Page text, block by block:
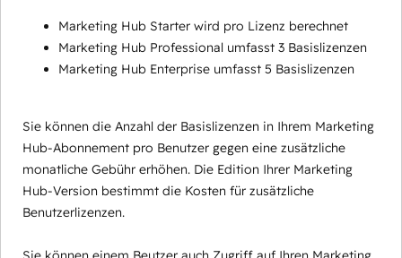
Marketing Hub Starter wird pro Lizenz berechnet
Marketing Hub Professional umfasst 3 Basislizenzen
Marketing Hub Enterprise umfasst 5 Basislizenzen
Sie können die Anzahl der Basislizenzen in Ihrem Marketing
Hub-Abonnement pro Benutzer gegen eine zusätzliche
monatliche Gebühr erhöhen. Die Edition Ihrer Marketing
Hub-Version bestimmt die Kosten für zusätzliche
Benutzerlizenzen.